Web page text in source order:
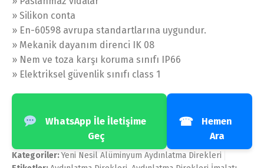
» Silikon conta
» En-60598 avrupa standartlarına uygundur.
» Mekanik dayanım direnci IK 08
» Nem ve toza karşı koruma sınıfı IP66
» Elektriksel güvenlik sınıfı class 1
WhatsApp İle İletişime
Geç
☎
Hemen
Ara
Kategoriler:Yeni Nesil Alüminyum Aydınlatma Direkleri